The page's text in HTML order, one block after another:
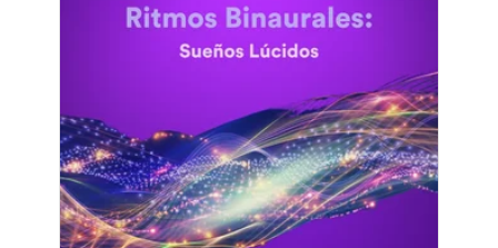
Ritmos Binaurales: Sueños
Jugar
2,890 seguidores